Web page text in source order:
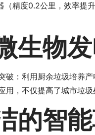
精度0.2公里，效率提升
生物
破：利用厨余垃圾培养
用，不仅提高了城市垃
的智